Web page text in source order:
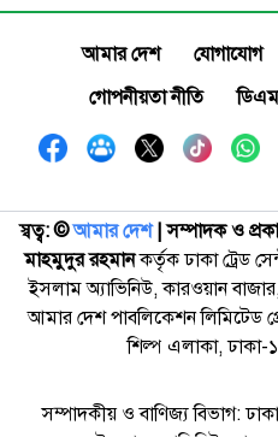
আমার দেশ যোগাযোগ
গোপনীয়তা নীতি
স্বত্ব: ©️আমার দেশ| সম্পাদক ও
মাহমুদুর রহমানকর্তৃক ঢাকা ট্রেড
ইসলাম অ্যাভিনিউ, কারওয়ান
আমার দেশ পাবলিকেশন লিমিটেড
শিল্প এলাকা, ঢাকা-
সম্পাদকীয় ও বাণিজ্য বিভাগ: